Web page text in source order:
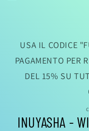
sul prodotto
USA IL CODICE
PAGAMENTO PER
DEL 15% SU
INUYASHA -